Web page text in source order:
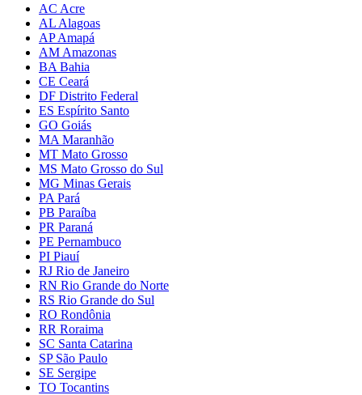
AC Acre
AL Alagoas
AP Amapá
AM Amazonas
BA Bahia
CE Ceará
DF Distrito Federal
ES Espírito Santo
GO Goiás
MA Maranhão
MT Mato Grosso
MS Mato Grosso do Sul
MG Minas Gerais
PA Pará
PB Paraíba
PR Paraná
PE Pernambuco
PI Piauí
RJ Rio de Janeiro
RN Rio Grande do Norte
RS Rio Grande do Sul
RO Rondônia
RR Roraima
SC Santa Catarina
SP São Paulo
SE Sergipe
TO Tocantins